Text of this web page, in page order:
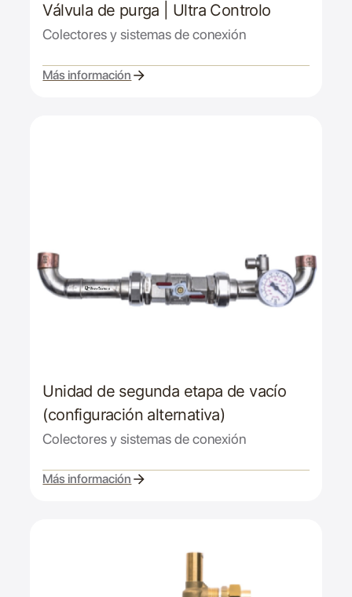
Válvula de purga | Ultra Controlo
Colectores y sistemas de conexión
Más información
Unidad de segunda etapa de vacío
(configuración alternativa)
Colectores y sistemas de conexión
Más información